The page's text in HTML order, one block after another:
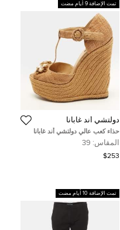
تمت الإضافة 9 أيام مضت
دولتشي أند غابانا
حذاء كعب عالي دولتشي أند غابانا
وشاح مقدمة مفتوحة رباط كاحل كعب
روكي متعدد الألوان مقاس 36
المقاس: 39
$253
تمت الإضافة 10 أيام مضت